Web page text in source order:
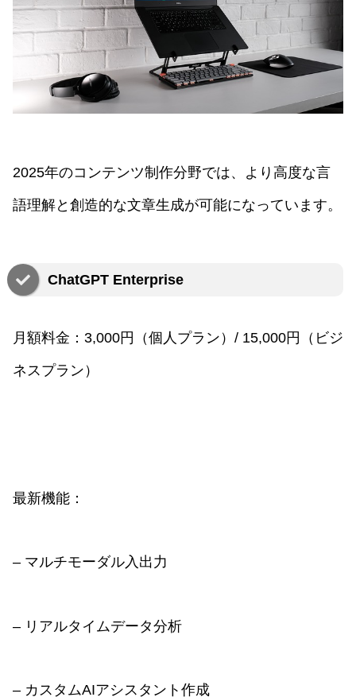
2025年のコンテンツ制作分野では、より高度な言
語理解と創造的な文章生成が可能になっています。
ChatGPT Enterprise
月額料金：3,000円（個人プラン）/ 15,000円（ビジ
ネスプラン）
最新機能：
– マルチモーダル入出力
– リアルタイムデータ分析
– カスタムAIアシスタント作成